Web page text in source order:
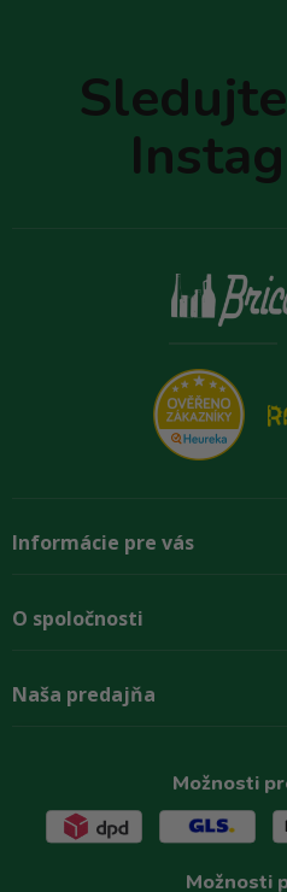
Informácie pre vás
Preprava a platba
Rady zákazníkom
O spoločnosti
O firme
Naša predajňa
Možnosti
Možnosti